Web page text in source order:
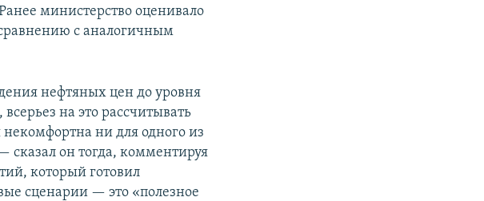
министерство оценивало
с аналогичным
нефтяных цен до уровня
на это рассчитывать
некомфортна ни для одного из
сказал он тогда, комментируя
который готовил
сценарии — это «полезное